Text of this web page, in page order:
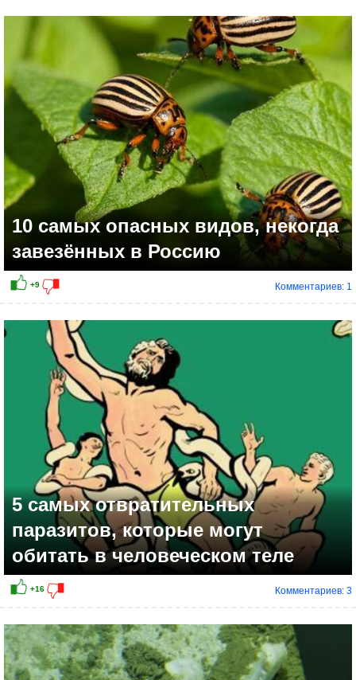
+15
10 самых опасных видов, некогда
завезённых в Россию
Комментариев: 1
5 самых отвратительных
паразитов, которые могут
обитать в человеческом теле
Комментариев: 3